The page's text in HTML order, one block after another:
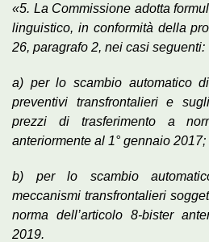
«5. La Commissione adotta
linguistico, in conformità della
26, paragrafo 2, nei casi seguenti:
a) per lo scambio automatico
preventivi transfrontalieri e
prezzi di trasferimento a
anteriormente al 1° gennaio 2017;
b) per lo scambio
meccanismi transfrontalieri
norma dell’articolo 8-bister
2019.